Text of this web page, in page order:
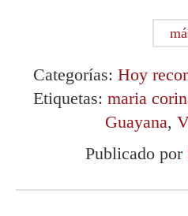
Categorías: Hoy
Etiquetas: maria
Guayana,
Publicado por